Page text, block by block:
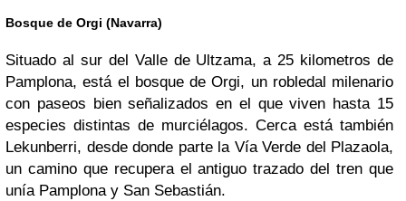
Bosque de Orgi (Navarra)
Situado al sur del Valle de Ultzama, a 25 kilometros de
Pamplona, está el bosque de Orgi, un robledal milenario
con paseos bien señalizados en el que viven hasta 15
especies distintas de murciélagos. Cerca está también
Lekunberri, desde donde parte la Vía Verde del Plazaola,
un camino que recupera el antiguo trazado del tren que
unía Pamplona y San Sebastián.